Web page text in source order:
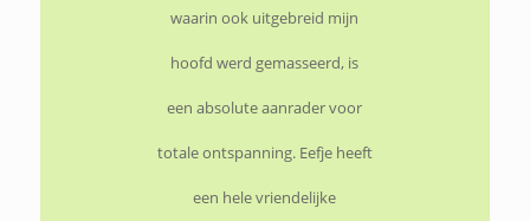
waarin ook uitgebreid mijn
hoofd werd gemasseerd, is
een absolute aanrader voor
totale ontspanning. Eefje heeft
een hele vriendelijke